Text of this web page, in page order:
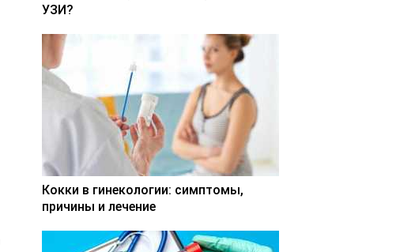
УЗИ?
Кокки в гинекологии: симптомы,
причины и лечение